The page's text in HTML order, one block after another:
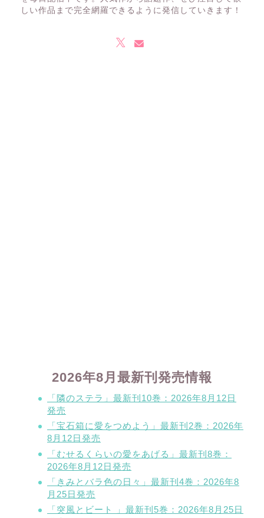
しい作品まで完全網羅できるように発信していきます！
2026年8月最新刊発売情報
「隣のステラ」最新刊10巻：2026年8月12日
発売
「宝石箱に愛をつめよう」最新刊2巻：2026年
8月12日発売
「むせるくらいの愛をあげる」最新刊8巻：
2026年8月12日発売
「きみとバラ色の日々」最新刊4巻：2026年8
月25日発売
「突風とビート 」最新刊5巻：2026年8月25日